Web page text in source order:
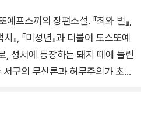
프스끼의 장편소설. 『죄와 벌』,
』, 『미성년』과 더불어 도스또예
, 성서에 등장하는 돼지 떼에 들린
구의 무신론과 허무주의가 초래